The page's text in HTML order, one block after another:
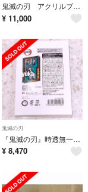
鬼滅の刃 アクリルブロック 原画展 名古屋 竈門炭治郎 竈門禰豆子
¥ 11,000
鬼滅の刃
『鬼滅の刃』時透無一郎 バースデー箔onアクリルブロック バースデイ2026
¥ 8,470